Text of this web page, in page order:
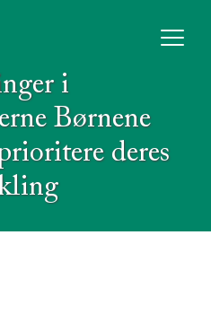
i
Børnene
deres